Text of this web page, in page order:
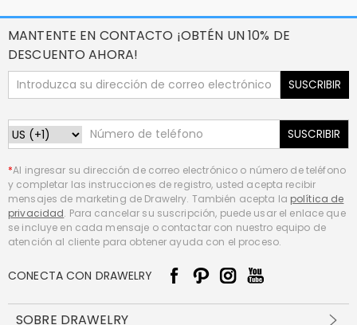
MANTENTE EN CONTACTO ¡OBTÉN UN 10% DE
DESCUENTO AHORA!
SUSCRIBIR
SUSCRIBIR
*Al ingresar su dirección de correo electrónico o número de teléfono
y completar las instrucciones de registro, usted acepta recibir
mensajes de marketing de Drawelry. También acepta la política de
privacidad. Para cancelar su suscripción, puede usar el enlace que
se incluye en cada mensaje o contactar con nuestro equipo de
atención al cliente para obtener ayuda con el proceso.
CONECTA CON DRAWELRY
SOBRE DRAWELRY